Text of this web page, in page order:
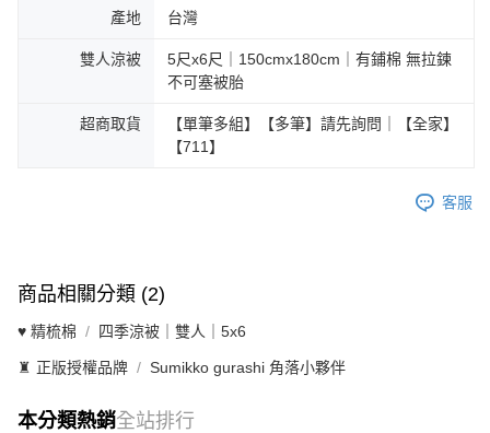
產地 台灣
雙人涼被
5尺x6尺｜150cmx180cm｜有鋪棉 無拉鍊
不可塞被胎
超商取貨
【單筆多組】【多筆】請先詢問｜【全家】
【711】
客服
商品相關分類 (2)
♥ 精梳棉 四季涼被｜雙人｜5x6
♜ 正版授權品牌 Sumikko gurashi 角落小夥伴
本分類熱銷全站排行